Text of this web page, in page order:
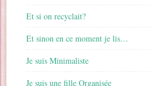
Et si on recyclait?
Et sinon en ce moment je lis…
Je suis Minimaliste
Je suis une fille Organisée